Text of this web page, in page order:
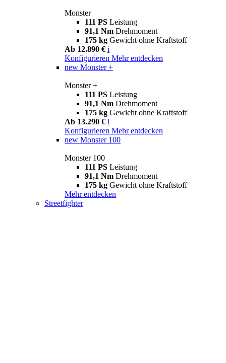
Monster
111 PS Leistung
91,1 Nm Drehmoment
175 kg Gewicht ohne Kraftstoff
Ab 12.890 € i
Konfigurieren Mehr entdecken
new Monster +
Monster +
111 PS Leistung
91,1 Nm Drehmoment
175 kg Gewicht ohne Kraftstoff
Ab 13.290 € i
Konfigurieren Mehr entdecken
new Monster 100
Monster 100
111 PS Leistung
91,1 Nm Drehmoment
175 kg Gewicht ohne Kraftstoff
Mehr entdecken
Streetfighter